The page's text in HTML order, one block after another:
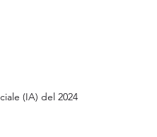
(IA) del 2024